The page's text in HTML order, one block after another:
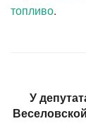
топливо.
У